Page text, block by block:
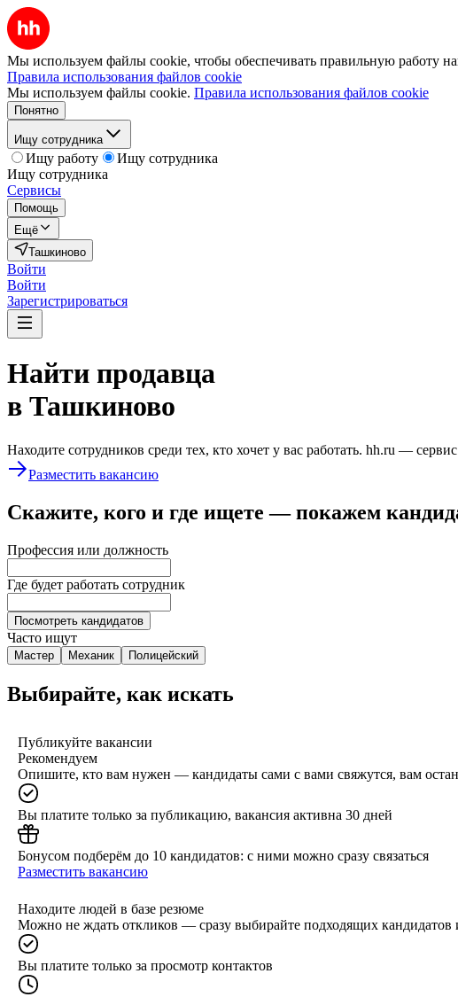
Мы используем файлы cookie, чтобы обеспечивать правильную работу
Правила использования файлов cookie
Мы используем файлы cookie. Правила использования файлов cookie
Понятно
Ищу сотрудника
Ищу работу
Ищу сотрудника
Ищу сотрудника
Сервисы
Помощь
Ещё
Ташкиново
Войти
Войти
Зарегистрироваться
Найти продавца
в Ташкиново
Находите сотрудников среди тех, кто хочет у вас работать. hh.ru —
Разместить вакансию
Скажите, кого и где ищете — покажем
Профессия или должность
Где будет работать сотрудник
Посмотреть кандидатов
Часто ищут
Мастер Механик Полицейский
Выбирайте, как искать
Публикуйте вакансии
Рекомендуем
Опишите, кто вам нужен — кандидаты сами с вами свяжутся, вам
Вы платите только за публикацию, вакансия активна 30 дней
Бонусом подберём до 10 кандидатов: с ними можно сразу связаться
Разместить вакансию
Находите людей в базе резюме
Можно не ждать откликов — сразу выбирайте подходящих кандидатов
Вы платите только за просмотр контактов